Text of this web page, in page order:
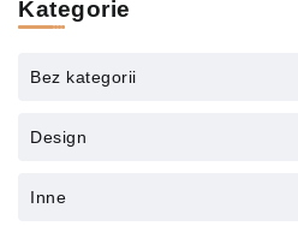
Kategorie
Bez kategorii
Design
Inne